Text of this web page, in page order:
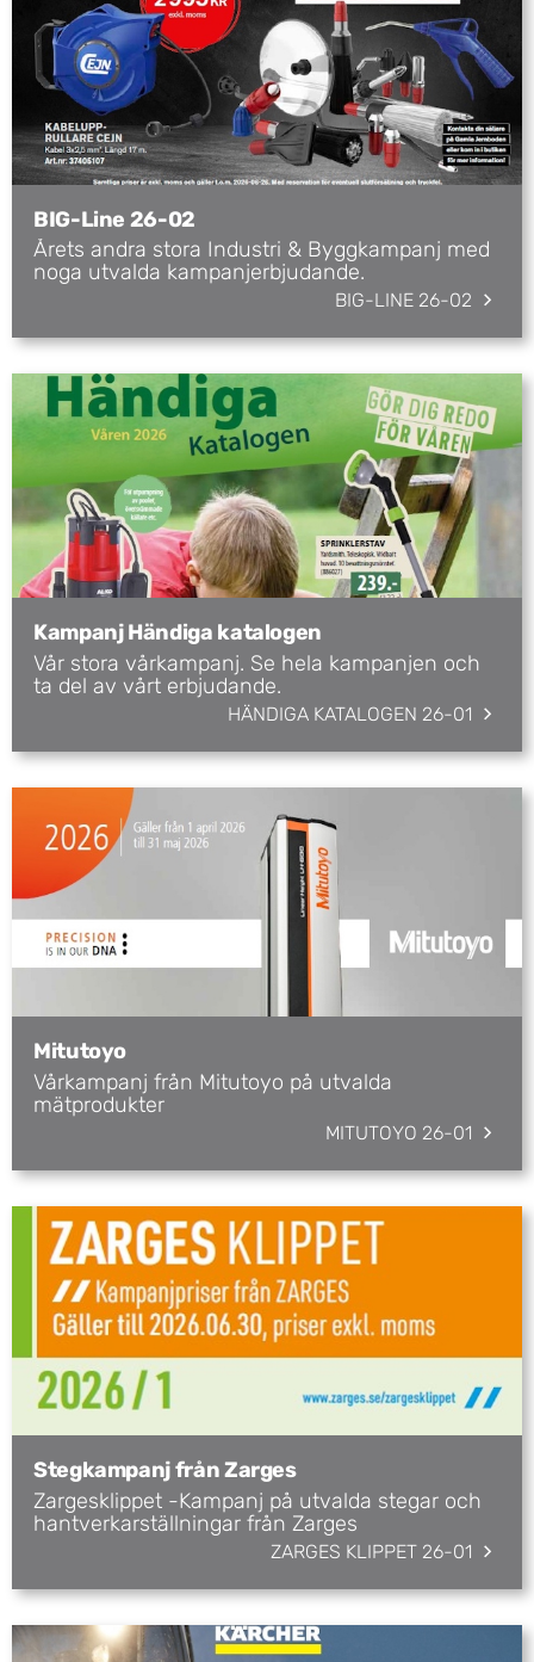
BIG-Line 26-02
Årets andra stora Industri & Byggkampanj med
noga utvalda kampanjerbjudande.
BIG-LINE 26-02
Kampanj Händiga katalogen
Vår stora vårkampanj. Se hela kampanjen och
ta del av vårt erbjudande.
HÄNDIGA KATALOGEN 26-01
Mitutoyo
Vårkampanj från Mitutoyo på utvalda
mätprodukter
MITUTOYO 26-01
Stegkampanj från Zarges
Zargesklippet -Kampanj på utvalda stegar och
hantverkarställningar från Zarges
ZARGES KLIPPET 26-01